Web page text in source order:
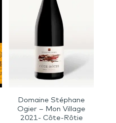
Domaine Stéphane
Ogier – Mon Village
2021- Côte-Rôtie